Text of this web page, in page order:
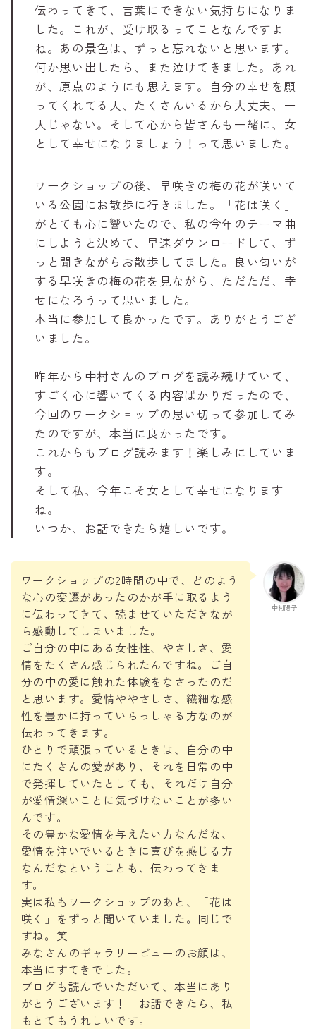
伝わってきて、言葉にできない気持ちになりま
した。これが、受け取るってことなんですよ
ね。あの景色は、ずっと忘れないと思います。
何か思い出したら、また泣けてきました。あれ
が、原点のようにも思えます。自分の幸せを願
ってくれてる人、たくさんいるから大丈夫、一
人じゃない。そして心から皆さんも一緒に、女
として幸せになりましょう！って思いました。
ワークショップの後、早咲きの梅の花が咲いて
いる公園にお散歩に行きました。「花は咲く」
がとても心に響いたので、私の今年のテーマ曲
にしようと決めて、早速ダウンロードして、ず
っと聞きながらお散歩してました。良い匂いが
する早咲きの梅の花を見ながら、ただただ、幸
せになろうって思いました。
本当に参加して良かったです。ありがとうござ
いました。
昨年から中村さんのブログを読み続けていて、
すごく心に響いてくる内容ばかりだったので、
今回のワークショップの思い切って参加してみ
たのですが、本当に良かったです。
これからもブログ読みます！楽しみにしていま
す。
そして私、今年こそ女として幸せになります
ね。
いつか、お話できたら嬉しいです。
中村陽子
ワークショップの2時間の中で、どのよう
な心の変遷があったのかが手に取るよう
に伝わってきて、読ませていただきなが
ら感動してしまいました。
ご自分の中にある女性性、やさしさ、愛
情をたくさん感じられたんですね。ご自
分の中の愛に触れた体験をなさったのだ
と思います。愛情ややさしさ、繊細な感
性を豊かに持っていらっしゃる方なのが
伝わってきます。
ひとりで頑張っているときは、自分の中
にたくさんの愛があり、それを日常の中
で発揮していたとしても、それだけ自分
が愛情深いことに気づけないことが多い
んです。
その豊かな愛情を与えたい方なんだな、
愛情を注いでいるときに喜びを感じる方
なんだなということも、伝わってきま
す。
実は私もワークショップのあと、「花は
咲く」をずっと聞いていました。同じで
すね。笑
みなさんのギャラリービューのお顔は、
本当にすてきでした。
ブログも読んでいただいて、本当にあり
がとうございます！ お話できたら、私
もとてもうれしいです。